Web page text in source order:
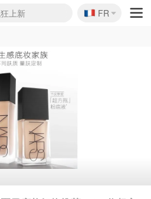
！
上新
大促
时失效
85折
额外叠85折
！每日更新
折起+叠9折
€192
🇫🇷
FR